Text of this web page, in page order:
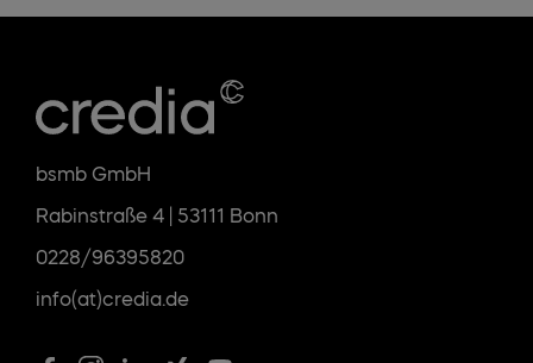
bsmb GmbH
Rabinstraße 4 | 53111 Bonn
0228/96395820
info(at)credia.de